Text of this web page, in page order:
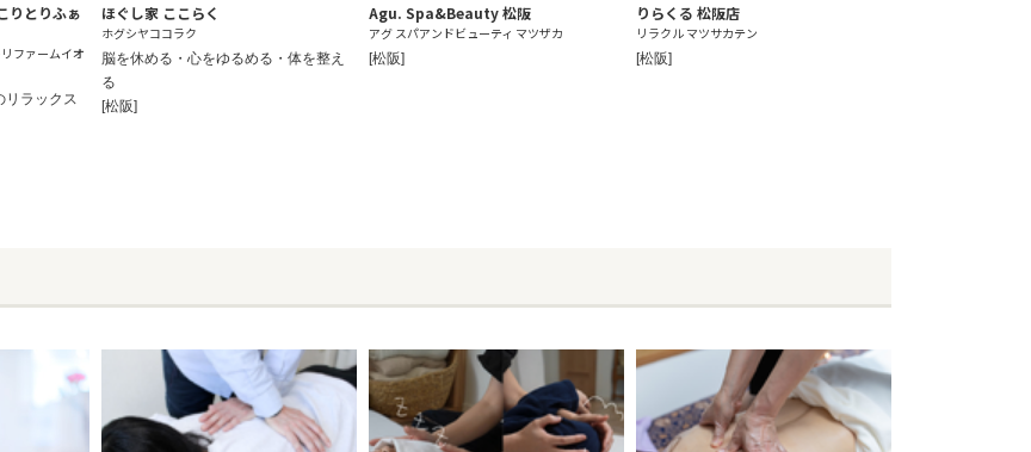
りとりふぁ
ファームイオ
リラックス
ほぐし家 ここらく
ホグシヤココラク
脳を休める・心をゆるめる・体を整え
る
[松阪]
Agu. Spa&Beauty 松阪
アグ スパアンドビューティ マツザカ
[松阪]
りらくる 松阪店
リラクル マツサカテン
[松阪]